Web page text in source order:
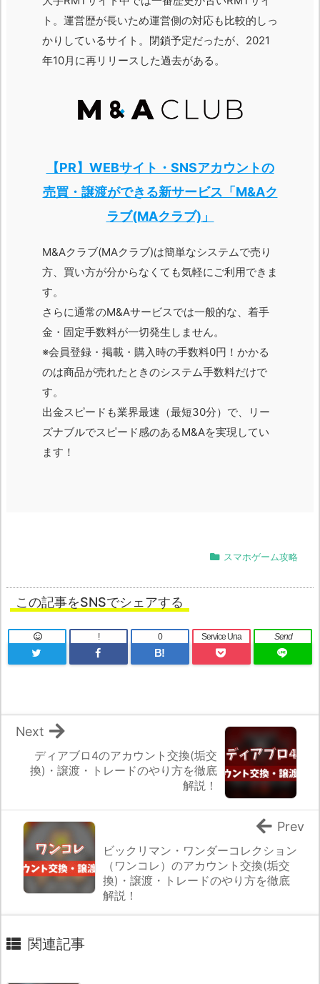
ト。運営歴が長いため運営側の対応も比較的しっ
かりしているサイト。閉鎖予定だったが、2021
年10月に再リリースした過去がある。
【PR】WEBサイト・SNSアカウントの
売買・譲渡ができる新サービス「M&Aク
ラブ(MAクラブ)」
M&Aクラブ(MAクラブ)は簡単なシステムで売り
方、買い方が分からなくても気軽にご利用できま
す。
さらに通常のM&Aサービスでは一般的な、着手
金・固定手数料が一切発生しません。
※会員登録・掲載・購入時の手数料0円！かかる
のは商品が売れたときのシステム手数料だけで
す。
出金スピードも業界最速（最短30分）で、リー
ズナブルでスピード感のあるM&Aを実現してい
ます！
スマホゲーム攻略
この記事をSNSでシェアする
!
B!
0 Service Una Send
ディアブロ4のアカウント交換(垢交
換)・譲渡・トレードのやり方を徹底
解説！
Next
ビックリマン・ワンダーコレクション
（ワンコレ）のアカウント交換(垢交
換)・譲渡・トレードのやり方を徹底
解説！
Prev
関連記事